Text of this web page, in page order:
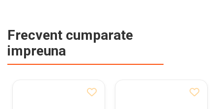
Frecvent cumparate
impreuna